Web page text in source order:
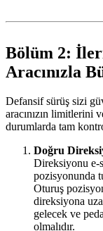
Bölüm 2:
Aracınızla
Defansif sürüş sizi
aracınızın limitlerini
durumlarda tam
Doğru
Direksiyonu e-
pozisyonunda
Oturuş
direksiyona
gelecek ve
olmalıdır.